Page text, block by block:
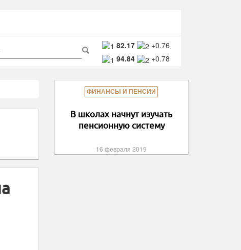
82.17
+0.76
94.84
+0.78
Поиск
ФИНАНСЫ И ПЕНСИИ
В школах начнут изучать
пенсионную систему
16 февраля 2019